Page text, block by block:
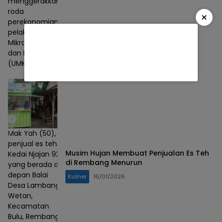
roda
perekonomian
pelaku Usaha
Mikro, Kecil,
dan Menengah
(UMKM).
Mak Yah (50),
penjual es teh
Kedai Njajan 92
yang berada di
depan Balai
Desa Lambang
Wetan,
Kecamatan
Bulu, Rembang.
Musim Hujan Membuat Penjualan Es Teh
di Rembang Menurun
Kuliner 16/01/2026
×